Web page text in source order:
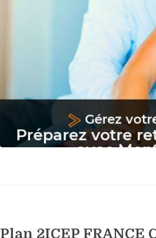
Plan 2ICEP FRANCE